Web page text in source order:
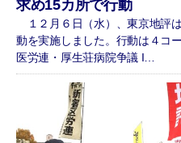
求め15カ所で行動
１２月６日（水）、東京地評
動を実施しました。行動は４コ
医労連・厚生荘病院争議 I…